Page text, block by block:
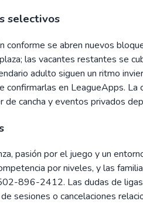
selectivos
conforme se abren nuevos
las vacantes restantes se
adulto siguen un ritmo
en LeagueApps.
de cancha y eventos privados
pasión por el juego y un
por niveles, y las
896-2412. Las dudas de
sesiones o cancelaciones